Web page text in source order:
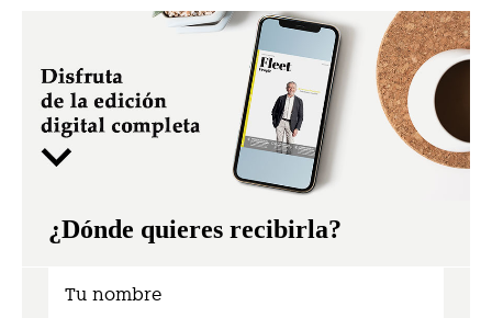
¿Dónde quieres recibirla?